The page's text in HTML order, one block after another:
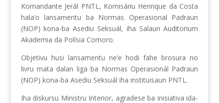
Komandante Jerál PNTL, Komisáriu Henrique da Costa
hala’o lansamentu ba Normas Operasional Padraun
(NOP) kona-ba Asediu Seksuál, iha Salaun Auditorium
Akademia da Polísia Comoro.
Objetivu husi lansamentu ne’e hodi fahe brosura no
livru mata dalan liga ba Normas Operasionál Padraun
(NOP) kona-ba Asediu Seksuál iha instituisaun PNTL.
Iha diskursu Ministru Interior, agradese ba inisiativa ida-